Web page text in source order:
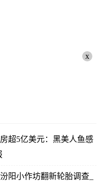
x
超5亿美元：黑美人鱼感
阳小作坊翻新轮胎调查_